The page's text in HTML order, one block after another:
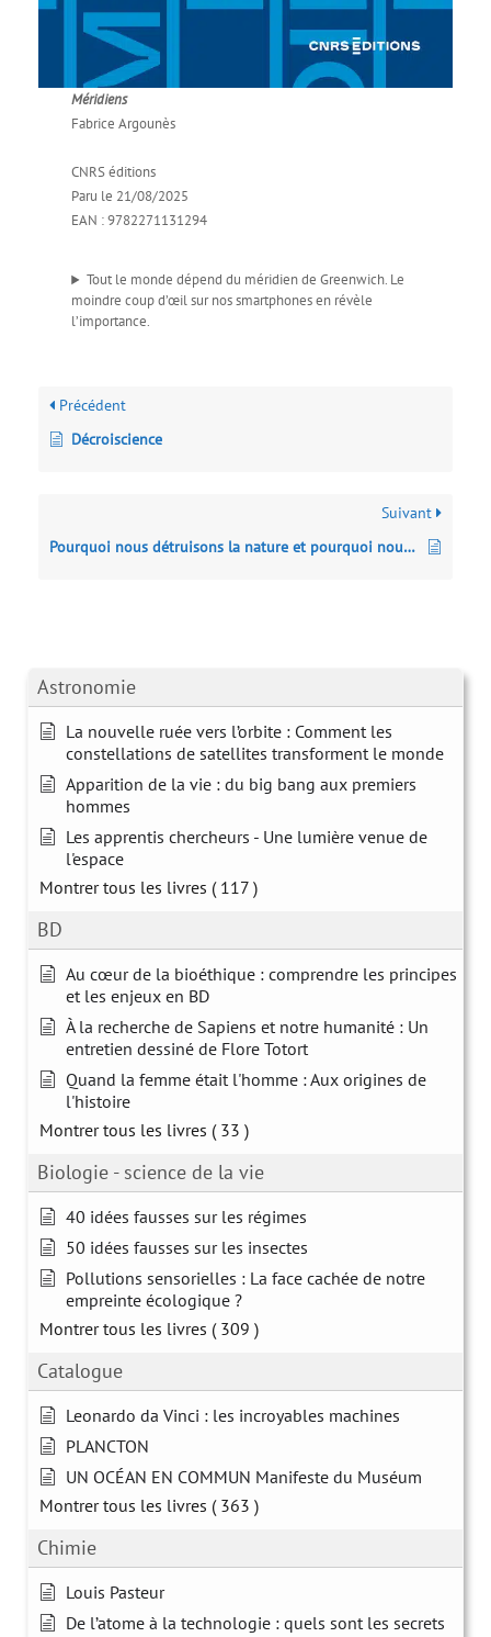
Astronomie
La nouvelle ruée vers l’orbite : Comment les
constellations de satellites transforment le monde
Apparition de la vie : du big bang aux premiers
hommes
Les apprentis chercheurs - Une lumière venue de
l'espace
Montrer tous les livres ( 117 )
BD
Au cœur de la bioéthique : comprendre les principes
et les enjeux en BD
À la recherche de Sapiens et notre humanité : Un
entretien dessiné de Flore Totort
Quand la femme était l'homme : Aux origines de
l'histoire
Montrer tous les livres ( 33 )
Biologie - science de la vie
40 idées fausses sur les régimes
50 idées fausses sur les insectes
Pollutions sensorielles : La face cachée de notre
empreinte écologique ?
Montrer tous les livres ( 309 )
Catalogue
Leonardo da Vinci : les incroyables machines
PLANCTON
UN OCÉAN EN COMMUN Manifeste du Muséum
Montrer tous les livres ( 363 )
Chimie
Louis Pasteur
De l’atome à la technologie : quels sont les secrets
Méridiens
Fabrice Argounès
CNRS éditions
Paru le 21/08/2025
EAN : 9782271131294
Tout le monde dépend du méridien de Greenwich. Le
moindre coup d’œil sur nos smartphones en révèle
l’importance.
Précédent
Décroiscience
Suivant
Pourquoi nous détruisons la nature et pourquoi nous allons continuer